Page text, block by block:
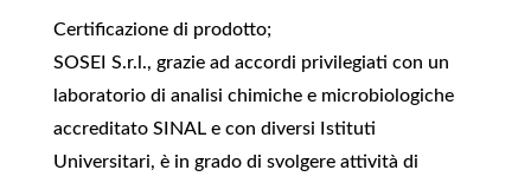
Certificazione di prodotto;
SOSEI S.r.l., grazie ad accordi privilegiati con un
laboratorio di analisi chimiche e microbiologiche
accreditato SINAL e con diversi Istituti
Universitari, è in grado di svolgere attività di